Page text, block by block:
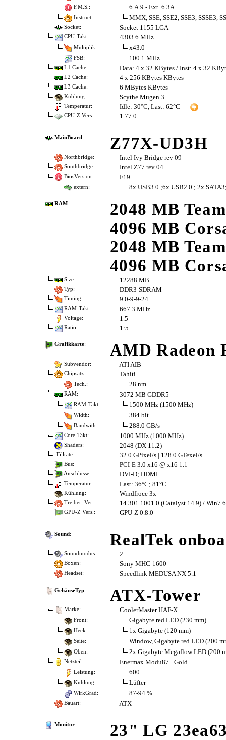
F.M.S.: 6.A.9 - Ext. 6.3A
Instruct.: MMX, SSE, SSE2, SSE3, SSSE3,
Socket: Socket 1155 LGA
CPU-Takt: 4303.6 MHz
Multiplik.: x43.0
FSB: 100.1 MHz
L1 Cache: Data: 4 x 32 KBytes / Inst: 4 x 32
L2 Cache: 4 x 256 KBytes KBytes
L3 Cache: 6 MBytes KBytes
Kühlung: Scythe Mugen 3
Temperatur: Idle: 30°C, Last: 62°C
CPU-Z Vers.: 1.77.0
MainBoard: Z77X-UD3H
Northbridge: Intel Ivy Bridge rev 09
Southbridge: Intel Z77 rev 04
BiosVersion: F19
extern: 8x USB3.0 ;6x USB2.0 ; 2x
RAM:
2048 MB
4096 MB
2048 MB
4096 MB
Size: 12288 MB
Typ: DDR3-SDRAM
Timing: 9.0-9-9-24
RAM-Takt: 667.3 MHz
Voltage: 1.5
Ratio: 1:5
Grafikkarte: AMD Radeon
Subvendor: ATI AIB
Chipsatz: Tahiti
Tech.: 28 nm
RAM: 3072 MB GDDR5
RAM-Takt: 1500 MHz (1500 MHz)
Width: 384 bit
Bandwith: 288.0 GB/s
Core-Takt: 1000 MHz (1000 MHz)
Shaders: 2048 (DX 11.2)
Fillrate: 32.0 GPixel/s | 128.0 GTexel/s
Bus: PCI-E 3.0 x16 @ x16 1.1
Anschlüsse: DVI-D; HDMI
Temperatur: Last: 36°C; 81°C
Kühlung: Windfroce 3x
Treiber, Ver.: 14.301.1001.0 (Catalyst 14.9) / Win7
GPU-Z Vers.: GPU-Z 0.8.0
Sound: RealTek
Soundmodus: 2
Boxen: Sony MHC-1600
Headset: Speedlink MEDUSA NX 5.1
GehäuseTyp: ATX-Tower
Marke: CoolerMaster HAF-X
Front: Gigabyte red LED (230 mm)
Heck: 1x Gigabyte (120 mm)
Seite: Window, Gigabyte red LED (200
Oben: 2x Gigabyte Megaflow LED (200
Netzteil: Enermax Modu87+ Gold
Leistung: 600
Kühlung: Lüfter
WirkGrad: 87-94 %
Bauart: ATX
Monitor: 23" LG